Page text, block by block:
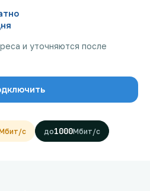
подключения
подключения по названию
и уточняются после
1000